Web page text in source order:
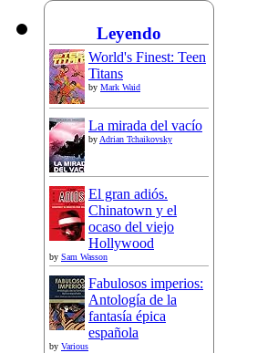
Leyendo
World's Finest: Teen
Titans
by Mark Waid
La mirada del vacío
byAdrian Tchaikovsky
El gran adiós.
Chinatown y el
ocaso del viejo
Hollywood
by Sam Wasson
Fabulosos imperios:
Antología de la
fantasía épica
española
by Various